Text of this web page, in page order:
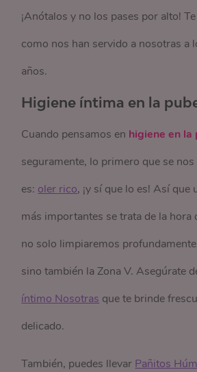
¡Anótalos y no los pases por alto!
como nos han servido a nosotras a
años.
Higiene íntima en la
Cuando pensamos en higiene en
seguramente, lo primero que se
es: oler rico, ¡y sí que lo es! Así que
más importantes se trata de la hora
no solo limpiaremos
sino también la Zona V. Asegúrate
íntimo Nosotras que te brinde
delicado.
También, puedes llevar Pañitos